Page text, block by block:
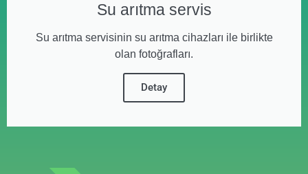
Su arıtma servis
Su arıtma servisinin su arıtma cihazları ile birlikte
olan fotoğrafları.
Detay